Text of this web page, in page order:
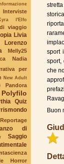
Interviste
l'Elfo
viaggio
Livia
Lorenzo
Melly25
Nadia
per
New Adult
Pandora
Polyfilo
Quiz
Reportage
di
Saggio
Horror
sport
sport,
che
Buon